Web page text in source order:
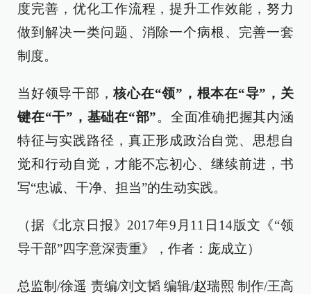
度完善，优化工作流程，提升工作效能，努力
做到解决一类问题、消除一个病根、完善一套
制度。
当好领导干部，核心在“领”，根本在“导”，关
键在“干”，基础在“部”。全面准确把握其内涵
特征与实践路径，真正形成政治自觉、思想自
觉和行动自觉，才能不忘初心、继续前进，书
写“忠诚、干净、担当”的生动实践。
（据《北京日报》2017年9月11日14版文《“领
导干部”四字意深责重》，作者：庞成立）
总监制/徐遥 责编/刘文韬 编辑/赵瑞熙 制作/王高